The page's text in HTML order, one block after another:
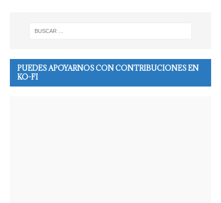
PUEDES APOYARNOS CON CONTRIBUCIONES EN
KO-FI